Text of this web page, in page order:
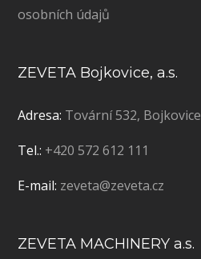
osobních údajů
ZEVETA Bojkovice, a.s.
Adresa: Tovární 532, Bojkovice
Tel.: +420 572 612 111
E-mail: zeveta@zeveta.cz
ZEVETA MACHINERY a.s.